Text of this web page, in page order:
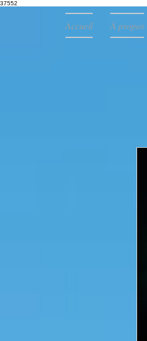
37552
Accueil À propos